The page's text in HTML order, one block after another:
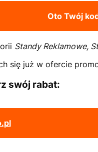
Oto Twój
Standy Reklamowe,
się już w ofercie
swój rabat: